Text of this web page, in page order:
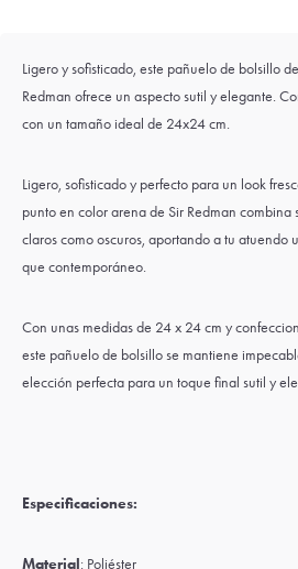
Ligero y sofisticado, este pañuelo de bolsillo
Redman ofrece un aspecto sutil y elegante.
con un tamaño ideal de 24x24 cm.
Ligero, sofisticado y perfecto para un look
punto en color arena de Sir Redman combina
claros como oscuros, aportando a tu atuendo
que contemporáneo.
Con unas medidas de 24 x 24 cm y
este pañuelo de bolsillo se mantiene
elección perfecta para un toque final sutil y
Especificaciones:
Material: Poliéster